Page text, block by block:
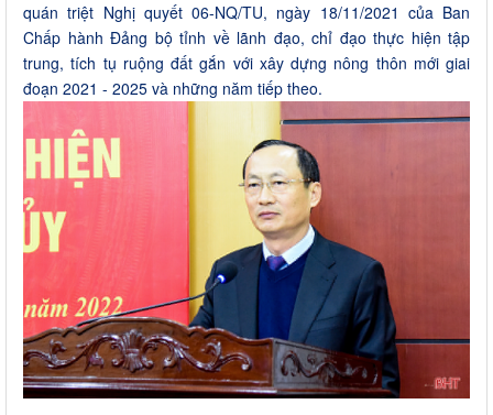
quán triệt Nghị quyết 06-NQ/TU, ngày 18/11/2021 của Ban
Chấp hành Đảng bộ tỉnh về lãnh đạo, chỉ đạo thực hiện tập
trung, tích tụ ruộng đất gắn với xây dựng nông thôn mới giai
đoạn 2021 - 2025 và những năm tiếp theo.